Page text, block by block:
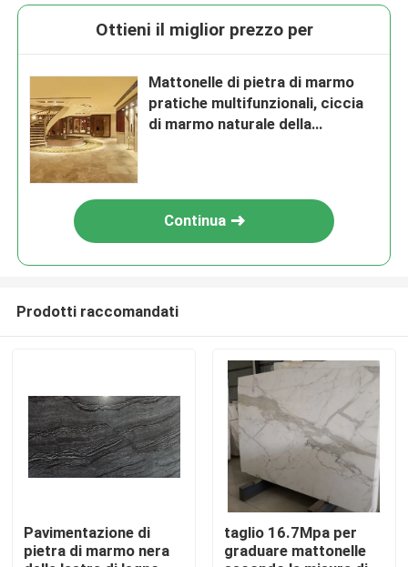
Ottieni il miglior prezzo per
Mattonelle di pietra di marmo
pratiche multifunzionali, ciccia
di marmo naturale della
Continua
Prodotti raccomandati
Pavimentazione di
pietra di marmo nera
taglio 16.7Mpa per
graduare mattonelle